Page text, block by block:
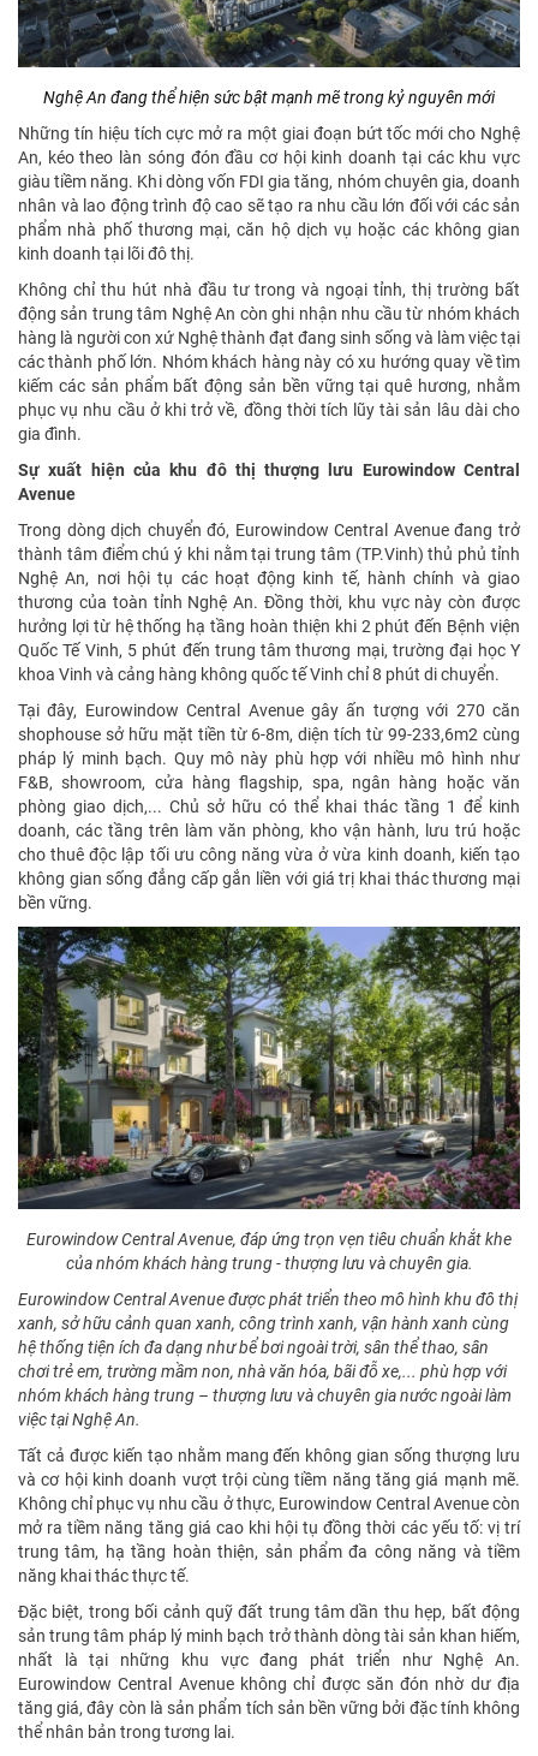
Nghệ An đang thể hiện sức bật mạnh mẽ trong kỷ nguyên mới
Những tín hiệu tích cực mở ra một giai đoạn bứt tốc mới cho Nghệ
An, kéo theo làn sóng đón đầu cơ hội kinh doanh tại các khu vực
giàu tiềm năng. Khi dòng vốn FDI gia tăng, nhóm chuyên gia, doanh
nhân và lao động trình độ cao sẽ tạo ra nhu cầu lớn đối với các sản
phẩm nhà phố thương mại, căn hộ dịch vụ hoặc các không gian
kinh doanh tại lõi đô thị.
Không chỉ thu hút nhà đầu tư trong và ngoại tỉnh, thị trường bất
động sản trung tâm Nghệ An còn ghi nhận nhu cầu từ nhóm khách
hàng là người con xứ Nghệ thành đạt đang sinh sống và làm việc tại
các thành phố lớn. Nhóm khách hàng này có xu hướng quay về tìm
kiếm các sản phẩm bất động sản bền vững tại quê hương, nhằm
phục vụ nhu cầu ở khi trở về, đồng thời tích lũy tài sản lâu dài cho
gia đình.
Sự xuất hiện của khu đô thị thượng lưu Eurowindow Central
Avenue
Trong dòng dịch chuyển đó, Eurowindow Central Avenue đang trở
thành tâm điểm chú ý khi nằm tại trung tâm (TP.Vinh) thủ phủ tỉnh
Nghệ An, nơi hội tụ các hoạt động kinh tế, hành chính và giao
thương của toàn tỉnh Nghệ An. Đồng thời, khu vực này còn được
hưởng lợi từ hệ thống hạ tầng hoàn thiện khi 2 phút đến Bệnh viện
Quốc Tế Vinh, 5 phút đến trung tâm thương mại, trường đại học Y
khoa Vinh và cảng hàng không quốc tế Vinh chỉ 8 phút di chuyển.
Tại đây, Eurowindow Central Avenue gây ấn tượng với 270 căn
shophouse sở hữu mặt tiền từ 6-8m, diện tích từ 99-233,6m2 cùng
pháp lý minh bạch. Quy mô này phù hợp với nhiều mô hình như
F&B, showroom, cửa hàng flagship, spa, ngân hàng hoặc văn
phòng giao dịch,... Chủ sở hữu có thể khai thác tầng 1 để kinh
doanh, các tầng trên làm văn phòng, kho vận hành, lưu trú hoặc
cho thuê độc lập tối ưu công năng vừa ở vừa kinh doanh, kiến tạo
không gian sống đẳng cấp gắn liền với giá trị khai thác thương mại
bền vững.
Eurowindow Central Avenue, đáp ứng trọn vẹn tiêu chuẩn khắt khe
của nhóm khách hàng trung - thượng lưu và chuyên gia.
Eurowindow Central Avenue được phát triển theo mô hình khu đô thị
xanh, sở hữu cảnh quan xanh, công trình xanh, vận hành xanh cùng
hệ thống tiện ích đa dạng như bể bơi ngoài trời, sân thể thao, sân
chơi trẻ em, trường mầm non, nhà văn hóa, bãi đỗ xe,... phù hợp với
nhóm khách hàng trung – thượng lưu và chuyên gia nước ngoài làm
việc tại Nghệ An.
Tất cả được kiến tạo nhằm mang đến không gian sống thượng lưu
và cơ hội kinh doanh vượt trội cùng tiềm năng tăng giá mạnh mẽ.
Không chỉ phục vụ nhu cầu ở thực, Eurowindow Central Avenue còn
mở ra tiềm năng tăng giá cao khi hội tụ đồng thời các yếu tố: vị trí
trung tâm, hạ tầng hoàn thiện, sản phẩm đa công năng và tiềm
năng khai thác thực tế.
Đặc biệt, trong bối cảnh quỹ đất trung tâm dần thu hẹp, bất động
sản trung tâm pháp lý minh bạch trở thành dòng tài sản khan hiếm,
nhất là tại những khu vực đang phát triển như Nghệ An.
Eurowindow Central Avenue không chỉ được săn đón nhờ dư địa
tăng giá, đây còn là sản phẩm tích sản bền vững bởi đặc tính không
thể nhân bản trong tương lai.